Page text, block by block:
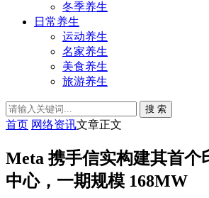
冬季养生
日常养生
运动养生
名家养生
美食养生
旅游养生
搜 索
首页 网络资讯文章正文
Meta 携手信实构建其首个
中心，一期规模 168MW